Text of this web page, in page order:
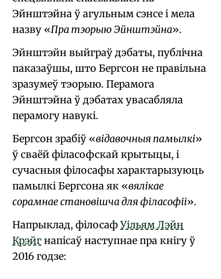
Эйнштэйна ў агульным сэнсе і мела
назву
Пра тэорыю Эйнштэйна .
Эйнштэйн выйграў дэбаты, публічна
паказаўшы, што Бергсон не правільна
зразумеў тэорыю. Перамога
Эйнштэйна ў дэбатах увасабляла
перамогу навукі.
Бергсон зрабіў
відавочныя памылкі
ў сваёй філасофскай крытыцы, і
сучасныя філосафы характарызуюць
памылкі Бергсона як
вялікае
сорамнае становішча для філасофіі .
Напрыклад, філосафУільям Лэйн
Крэйг напісаў наступнае пра кнігу ў
2016 годзе: